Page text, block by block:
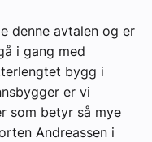
denne avtalen og er
i gang med
bygg i
er vi
som betyr så mye
Andreassen i